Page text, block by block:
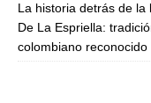
La historia detrás de
De La Espriella:
colombiano